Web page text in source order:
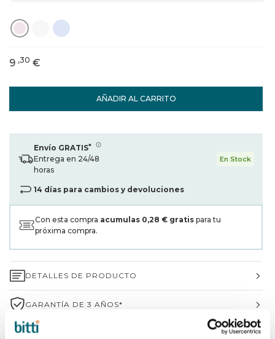
AÑADIR AL CARRITO
9 ,30 €
Envío GRATIS*
Entrega en 24/48
horas
En Stock
14 días para cambios y devoluciones
Con esta compra acumulas 0,28 € gratis para tu
próxima compra.
DETALLES DE PRODUCTO
GARANTÍA DE 3 AÑOS*
ENVÍOS Y DEVOLUCIONES